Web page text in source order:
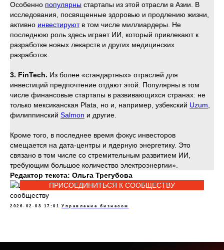
Особенно популярны стартапы из этой отрасли в Азии. В
исследования, посвященные здоровью и продлению жизни,
активно инвестируютв том числе миллиардеры. Не
последнюю роль здесь играет ИИ, который привлекают к
разработке новых лекарств и других медицинских
разработок.
3. FinTech. Из более «стандартных» отраслей для
инвестиций предпочтение отдают этой. Популярны в том
числе финансовые стартапы в развивающихся странах: не
только мексиканская Plata, но и, например, узбекский Uzum
филиппинский Salmon и другие.
Кроме того, в последнее время фокус инвесторов
смещается на дата-центры и ядерную энергетику. Это
связано в том числе со стремительным развитием ИИ,
требующим большое количество электроэнергии».
Редактор текста: Ольга Трегубова
ПРИСОЕДИНИТЬСЯ К СООБЩЕСТВУ
2026-02-03 17:01 Управление бизнесом